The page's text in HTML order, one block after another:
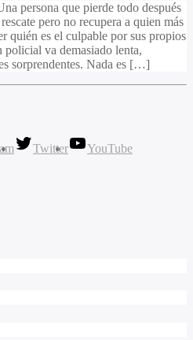
persona que pierde todo después
pero no recupera a quien más
quién es el culpable por sus propios
va demasiado lenta,
sorprendentes. Nada es […]
Twitter
YouTube